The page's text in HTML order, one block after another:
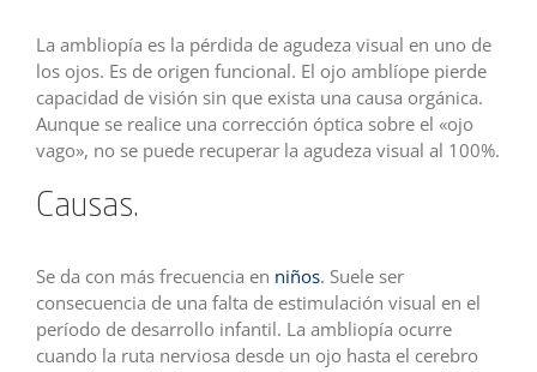
La ambliopía es la pérdida de agudeza visual en uno de
los ojos. Es de origen funcional. El ojo amblíope pierde
capacidad de visión sin que exista una causa orgánica.
Aunque se realice una corrección óptica sobre el «ojo
vago», no se puede recuperar la agudeza visual al 100%.
Causas.
Se da con más frecuencia en niños. Suele ser
consecuencia de una falta de estimulación visual en el
período de desarrollo infantil. La ambliopía ocurre
cuando la ruta nerviosa desde un ojo hasta el cerebro